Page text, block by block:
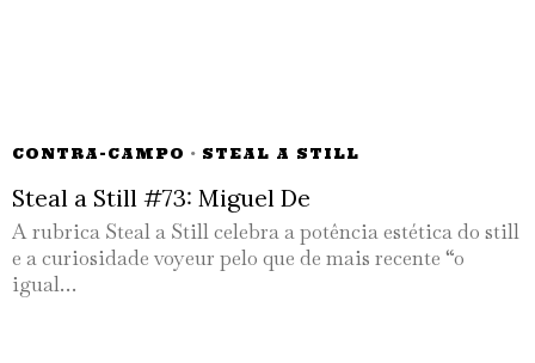
CONTRA-CAMPO · STEAL A STILL
Steal a Still #73: Miguel De
A rubrica Steal a Still celebra a potência estética do still
e a curiosidade voyeur pelo que de mais recente “o
igual…